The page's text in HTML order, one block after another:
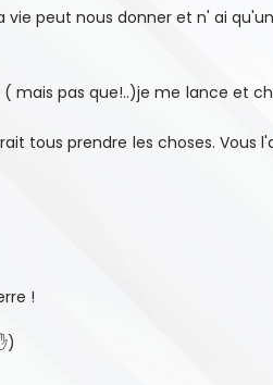
vie peut nous donner et n' ai
mais pas que!..)je me lance et
tous prendre les choses. Vous
!